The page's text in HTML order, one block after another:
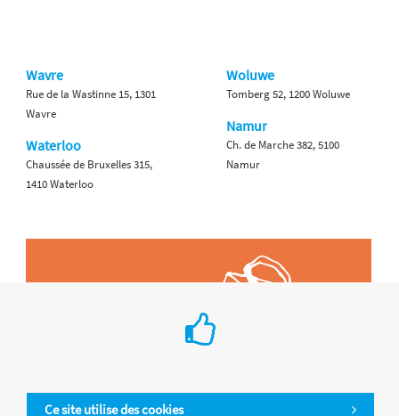
Ce site utilise des cookies
Wavre
Rue de la Wastinne 15, 1301
Wavre
Waterloo
Chaussée de Bruxelles 315,
1410 Waterloo
Woluwe
Tomberg 52, 1200 Woluwe
Namur
Ch. de Marche 382, 5100
Namur